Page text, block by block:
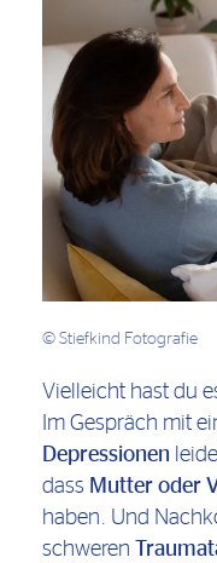
© Stiefkind Fotografie
Vielleicht hast du
Im Gespräch mit
Depressionen
dass Mutter oder
haben. Und
schweren